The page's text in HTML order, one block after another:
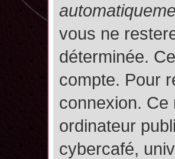
vous ne
déterminée.
compte. Pour
connexion. Ce
ordinateur
cybercafé,